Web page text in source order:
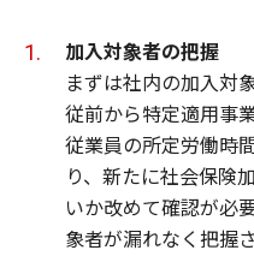
加入対象者の把握
まずは社内の加入対
従前から特定適用事
従業員の所定労働時
り、新たに社会保険
いか改めて確認が必
象者が漏れなく把握